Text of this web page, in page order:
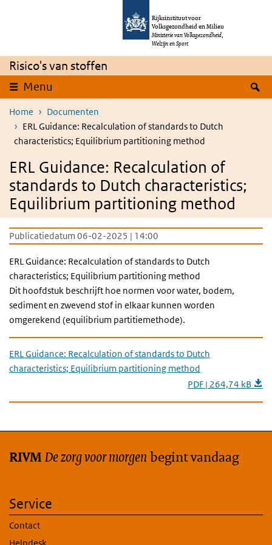
Overslaan en naar de inhoud gaan
Rijksinstituut voor
Volksgezondheid en Milieu
Ministerie van Volksgezondheid,
Welzijn en Sport
Risico's van stoffen
Menu
Home
Documenten
ERL Guidance: Recalculation of standards to Dutch
characteristics; Equilibrium partitioning method
ERL Guidance: Recalculation of
standards to Dutch characteristics;
Equilibrium partitioning method
Publicatiedatum 06-02-2025 | 14:00
ERL Guidance: Recalculation of standards to Dutch
characteristics; Equilibrium partitioning method
Dit hoofdstuk beschrijft hoe normen voor water, bodem,
sediment en zwevend stof in elkaar kunnen worden
omgerekend (equilibrium partitiemethode).
ERL Guidance: Recalculation of standards to Dutch
characteristics; Equilibrium partitioning method
PDF | 264,74 kB
RIVMDe zorg voor morgen begint vandaag
Service
Contact